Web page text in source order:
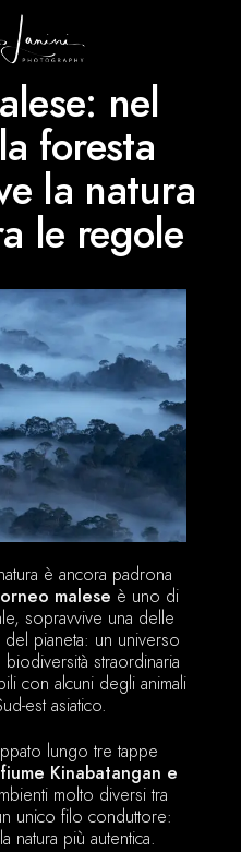
nel
foresta
la natura
le regole
è ancora padrona
malese è uno di
sopravvive una delle
pianeta: un universo
straordinaria
con alcuni degli animali
est asiatico.
lungo tre tappe
Kinabatangan e
molto diversi tra
unico filo conduttore:
natura più autentica.